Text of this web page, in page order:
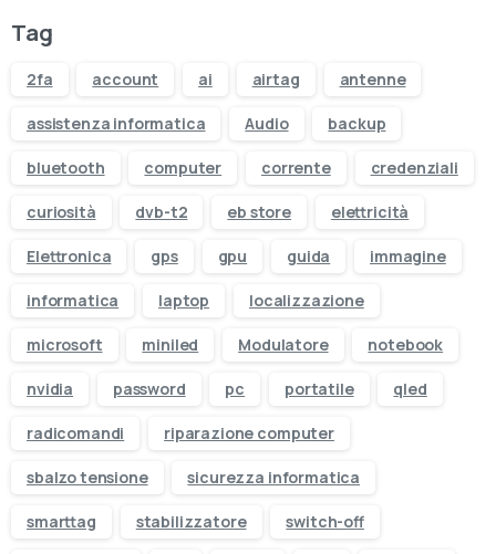
Tag
2fa account ai airtag antenne
assistenza informatica Audio backup
bluetooth computer corrente credenziali
curiosità dvb-t2 eb store elettricità
Elettronica gps gpu guida immagine
informatica laptop localizzazione
microsoft miniled Modulatore notebook
nvidia password pc portatile qled
radicomandi riparazione computer
sbalzo tensione sicurezza informatica
smarttag stabilizzatore switch-off